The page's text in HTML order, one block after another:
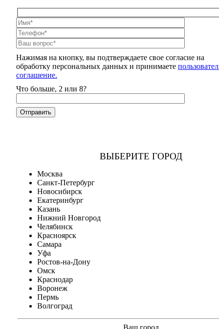
Нажимая на кнопку, вы подтверждаете свое согласие на
обработку персональных данных и принимаете
соглашение.
Что больше, 2 или 8?
ВЫБЕРИТЕ ГОРОД
Москва
Санкт-Петербург
Новосибирск
Екатеринбург
Казань
Нижний Новгород
Челябинск
Красноярск
Самара
Уфа
Ростов-на-Дону
Омск
Краснодар
Воронеж
Пермь
Волгоград
Ваш город